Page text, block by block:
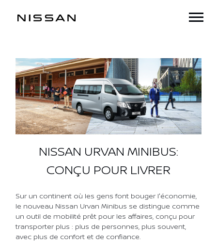
NISSAN URVAN MINIBUS:
CONÇU POUR LIVRER
Sur un continent où les gens font bouger l'économie,
le nouveau Nissan Urvan Minibus se distingue comme
un outil de mobilité prêt pour les affaires, conçu pour
transporter plus : plus de personnes, plus souvent,
avec plus de confort et de confiance.